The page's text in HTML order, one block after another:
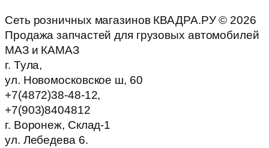
Сеть розничных магазинов КВАДРА.РУ © 2026
Продажа запчастей для грузовых автомобилей
МАЗ и КАМАЗ
г. Тула,
ул. Новомосковское ш, 60
+7(4872)38-48-12,
+7(903)8404812
г. Воронеж, Склад-1
ул. Лебедева 6.